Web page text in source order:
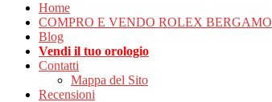
Home
COMPRO E VENDO ROLEX BERGAMO
Blog
Vendi il tuo orologio
Contatti
Mappa del Sito
Recensioni